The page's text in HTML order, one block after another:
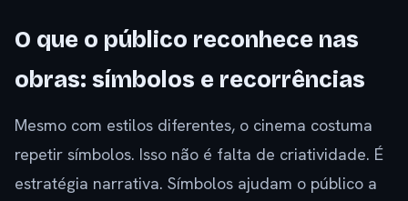
O que o público reconhece nas
obras: símbolos e recorrências
Mesmo com estilos diferentes, o cinema costuma
repetir símbolos. Isso não é falta de criatividade. É
estratégia narrativa. Símbolos ajudam o público a